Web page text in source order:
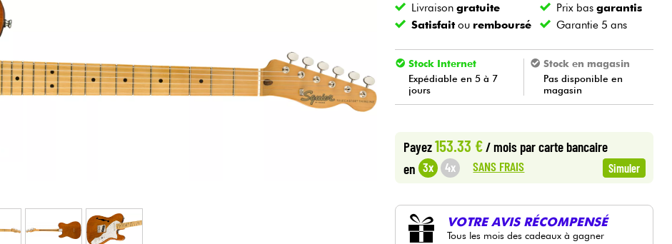
Câbles & Access.
Voir nos marques
Livraisongratuite Prix bas garantis
Satisfaitou remboursé Garantie 5 ans
Stock Internet
Expédiable en 5 à 7
jours
Stock en magasin
Pas disponible en
magasin
Payez153.33 €/ mois par carte bancaire
en 3x 4x SANS FRAIS Simuler
VOTRE AVIS RÉCOMPENSÉ
Tous les mois des cadeaux à gagner